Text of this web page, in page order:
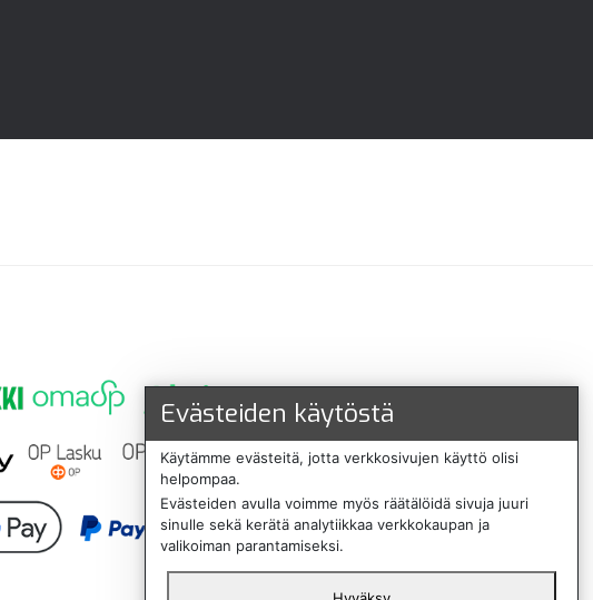
Evästeiden käytöstä
Käytämme evästeitä, jotta verkkosivujen käyttö olisi
helpompaa.
Evästeiden avulla voimme myös räätälöidä sivuja juuri
sinulle sekä kerätä analytiikkaa verkkokaupan ja
valikoiman parantamiseksi.